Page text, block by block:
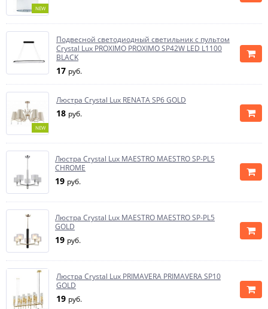
NEW
Подвесной светодиодный светильник с пультом
Crystal Lux PROXIMO PROXIMO SP42W LED L1100
BLACK
17 руб.
NEW
Люстра Crystal Lux RENATA SP6 GOLD
18 руб.
Люстра Crystal Lux MAESTRO MAESTRO SP-PL5
CHROME
19 руб.
Люстра Crystal Lux MAESTRO MAESTRO SP-PL5
GOLD
19 руб.
Люстра Crystal Lux PRIMAVERA PRIMAVERA SP10
GOLD
19 руб.